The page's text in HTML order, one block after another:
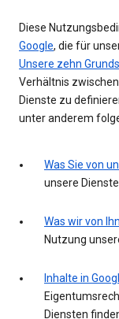
Diese
Google, die für
Unsere zehn
Verhältnis
Dienste zu
unter anderem
Was Sie von
unsere
Was wir von
Nutzung
Inhalte in
Diensten